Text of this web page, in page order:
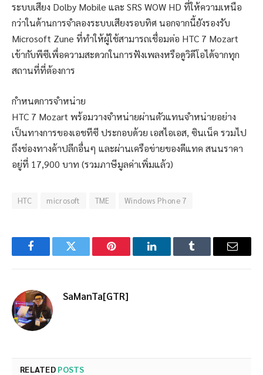
ระบบเสียง Dolby Mobile และ SRS WOW HD ที่ให้ความเหนือ
กว่าในด้านการจำลองระบบเสียงรอบทิศ นอกจากนี้ยังรองรับ
Microsoft Zune ที่ทำให้ผู้ใช้สามารถเชื่อมต่อ HTC 7 Mozart
เข้ากับพีซีเพื่อความสะดวกในการฟังเพลงหรือดูวิดีโอได้จากทุก
สถานที่ที่ต้องการ
กำหนดการจำหน่าย
HTC 7 Mozart พร้อมวางจำหน่ายผ่านตัวแทนจำหน่ายอย่าง
เป็นทางการของเอชทีซี ประกอบด้วย เอสไอเอส, ซินเน็ค รวมไป
ถึงช่องทางค้าปลีกอื่นๆ และผ่านเครือข่ายของดีแทค สนนราคา
อยู่ที่ 17,900 บาท (รวมภาษีมูลค่าเพิ่มแล้ว)
HTC microsoft TME Windows Phone 7
FacebookTwitter Pinterest LinkedInTumblr Email
SaManTa[GTR]
RELATED POSTS